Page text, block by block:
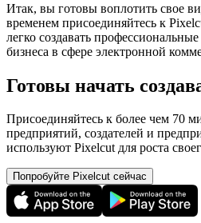
Итак, вы готовы воплотить свое
временем присоединяйтесь к
легко создавать
бизнеса в сфере электронной
Готовы начать
Присоединяйтесь к более чем 70
предприятий, создателей и
используют Pixelcut для роста
Попробуйте Pixelcut сейчас